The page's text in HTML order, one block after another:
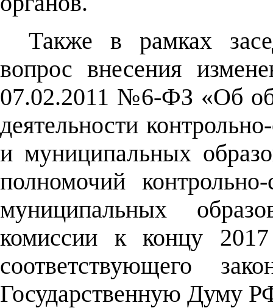
Также в рамках
вопрос внесения
07.02.2011 №6-ФЗ «Об
деятельности
и муниципальных
полномочий
муниципальных
комиссии к концу 2017
соответствующего
Государственную Думу